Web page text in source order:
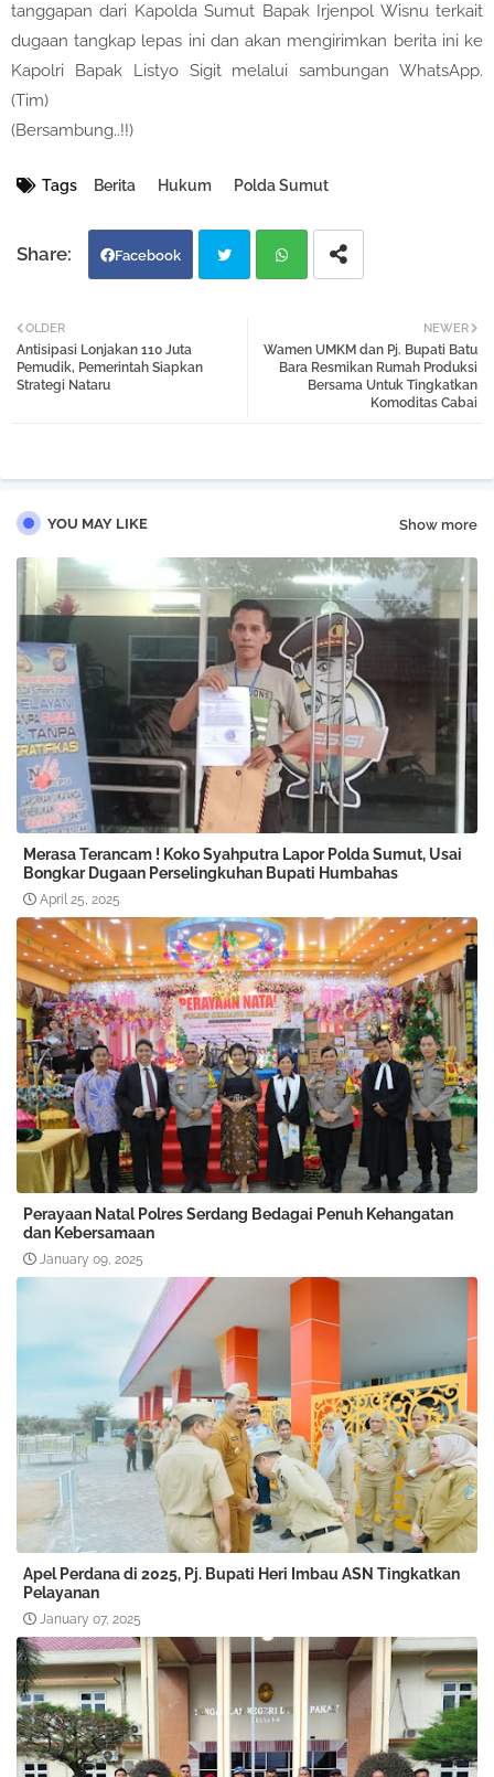
tanggapan dari Kapolda Sumut Bapak Irjenpol Wisnu terkait
dugaan tangkap lepas ini dan akan mengirimkan berita ini ke
Kapolri Bapak Listyo Sigit melalui sambungan WhatsApp.
(Tim)
(Bersambung..!!)
Tags Berita Hukum Polda Sumut
Facebook
atsa
NEWER
Wamen UMKM dan Pj. Bupati Batu
Bara Resmikan Rumah Produksi
Bersama Untuk Tingkatkan
Komoditas Cabai
OLDER
Antisipasi Lonjakan 110 Juta
Pemudik, Pemerintah Siapkan
Strategi Nataru
YOU MAY LIKE Show more
Merasa Terancam ! Koko Syahputra Lapor Polda Sumut, Usai
Bongkar Dugaan Perselingkuhan Bupati Humbahas
April 25, 2025
Perayaan Natal Polres Serdang Bedagai Penuh Kehangatan
dan Kebersamaan
January 09, 2025
Apel Perdana di 2025, Pj. Bupati Heri Imbau ASN Tingkatkan
Pelayanan
January 07, 2025